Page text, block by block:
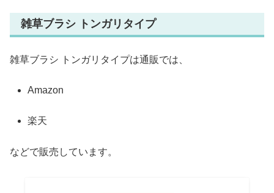
雑草ブラシ トンガリタイプ
雑草ブラシ トンガリタイプは通販では、
Amazon
楽天
などで販売しています。